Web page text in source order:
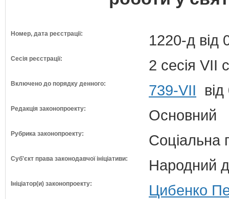
Номер, дата реєстрації: 1220-д від
Сесія реєстрації: 2 сесія VII
Включено до порядку денного: 739-VII
Редакція законопроекту: Основний
Рубрика законопроекту: Соціальна
Суб'єкт права законодавчої ініціативи: Народний
Ініціатор(и) законопроекту: Цибенко